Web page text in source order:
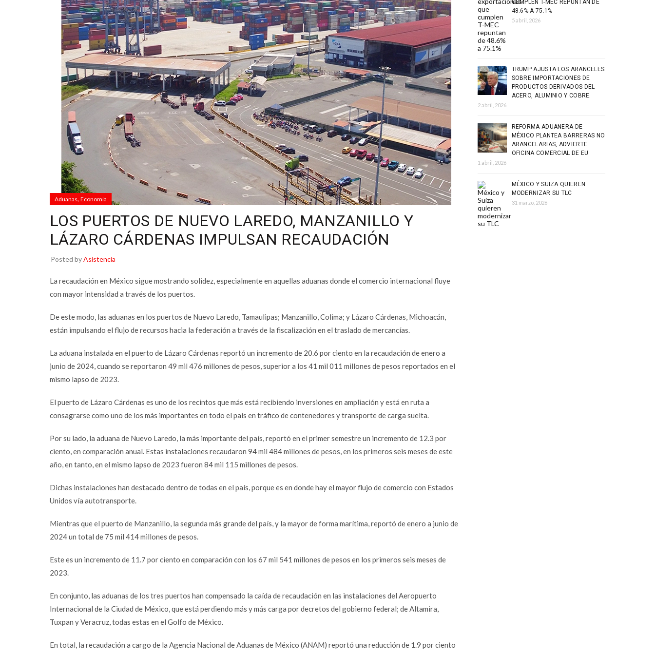
Aduanas, Economia
LOS PUERTOS DE NUEVO LAREDO, MANZANILLO Y
LÁZARO CÁRDENAS IMPULSAN RECAUDACIÓN
Posted byAsistencia
La recaudación en México sigue mostrando solidez, especialmente en aquellas aduanas donde el comercio internacional fluye
con mayor intensidad a través de los puertos.
De este modo, las aduanas en los puertos de Nuevo Laredo, Tamaulipas; Manzanillo, Colima; y Lázaro Cárdenas, Michoacán,
están impulsando el flujo de recursos hacia la federación a través de la fiscalización en el traslado de mercancías.
La aduana instalada en el puerto de Lázaro Cárdenas reportó un incremento de 20.6 por ciento en la recaudación de enero a
junio de 2024, cuando se reportaron 49 mil 476 millones de pesos, superior a los 41 mil 011 millones de pesos reportados en el
mismo lapso de 2023.
El puerto de Lázaro Cárdenas es uno de los recintos que más está recibiendo inversiones en ampliación y está en ruta a
consagrarse como uno de los más importantes en todo el país en tráfico de contenedores y transporte de carga suelta.
Por su lado, la aduana de Nuevo Laredo, la más importante del país, reportó en el primer semestre un incremento de 12.3 por
ciento, en comparación anual. Estas instalaciones recaudaron 94 mil 484 millones de pesos, en los primeros seis meses de este
año, en tanto, en el mismo lapso de 2023 fueron 84 mil 115 millones de pesos.
Dichas instalaciones han destacado dentro de todas en el país, porque es en donde hay el mayor flujo de comercio con Estados
Unidos vía autotransporte.
Mientras que el puerto de Manzanillo, la segunda más grande del país, y la mayor de forma marítima, reportó de enero a junio de
2024 un total de 75 mil 414 millones de pesos.
Este es un incremento de 11.7 por ciento en comparación con los 67 mil 541 millones de pesos en los primeros seis meses de
2023.
En conjunto, las aduanas de los tres puertos han compensado la caída de recaudación en las instalaciones del Aeropuerto
Internacional de la Ciudad de México, que está perdiendo más y más carga por decretos del gobierno federal; de Altamira,
Tuxpan y Veracruz, todas estas en el Golfo de México.
En total, la recaudación a cargo de la Agencia Nacional de Aduanas de México (ANAM) reportó una reducción de 1.9 por ciento
CUMPLEN T-MEC REPUNTAN DE
48.6% A 75.1%
5 abril, 2026
TRUMP AJUSTA LOS ARANCELES
SOBRE IMPORTACIONES DE
PRODUCTOS DERIVADOS DEL
ACERO, ALUMINIO Y COBRE.
2 abril, 2026
REFORMA ADUANERA DE
MÉXICO PLANTEA BARRERAS NO
ARANCELARIAS, ADVIERTE
OFICINA COMERCIAL DE EU
1 abril, 2026
MÉXICO Y SUIZA QUIEREN
MODERNIZAR SU TLC
31 marzo, 2026